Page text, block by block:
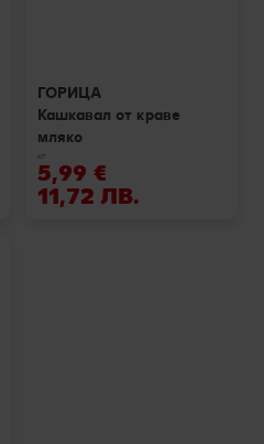
ГОРИЦА
Кашкавал от краве
мляко
кг
5,99 €
11,72 ЛВ.